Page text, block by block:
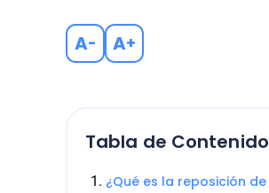
A- A+
Tabla de Contenido
¿Qué es la reposición de